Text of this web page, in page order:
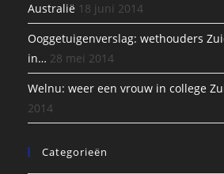
Australië 18 juni 2014
Ooggetuigenverslag: wethouders
in… 28 mei 2014
Welnu: weer een vrouw in college
2014
Categorieën